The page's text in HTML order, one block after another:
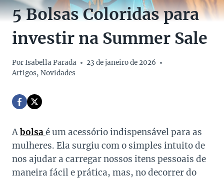
5 Bolsas Coloridas para
investir na Summer Sale
PorIsabella Parada
23 de janeiro de 2026
Artigos, Novidades
Abolsaé um acessório indispensável para as
mulheres. Ela surgiu com o simples intuito de
nos ajudar a carregar nossos itens pessoais de
maneira fácil e prática, mas, no decorrer do